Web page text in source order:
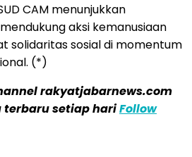
CAM menunjukkan
aksi kemanusiaan
solidaritas sosial di momentum
(*)
rakyatjabarnews.com
setiap hariFollow